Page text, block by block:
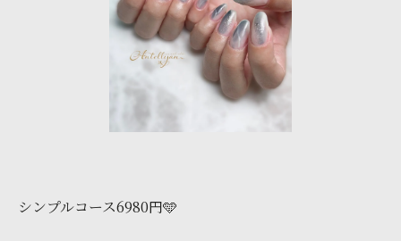
シンプルコース6980円🩵